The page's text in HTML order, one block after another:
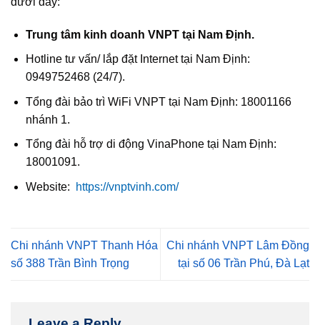
Trung tâm kinh doanh VNPT tại Nam Định.
Hotline tư vấn/ lắp đặt Internet tại Nam Định:
0949752468 (24/7).
Tổng đài bảo trì WiFi VNPT tại Nam Định: 18001166
nhánh 1.
Tổng đài hỗ trợ di động VinaPhone tại Nam Định:
18001091.
Website: https://vnptvinh.com/
Chi nhánh VNPT Thanh Hóa
số 388 Trần Bình Trọng
Chi nhánh VNPT Lâm Đồng
tại số 06 Trần Phú, Đà Lạt